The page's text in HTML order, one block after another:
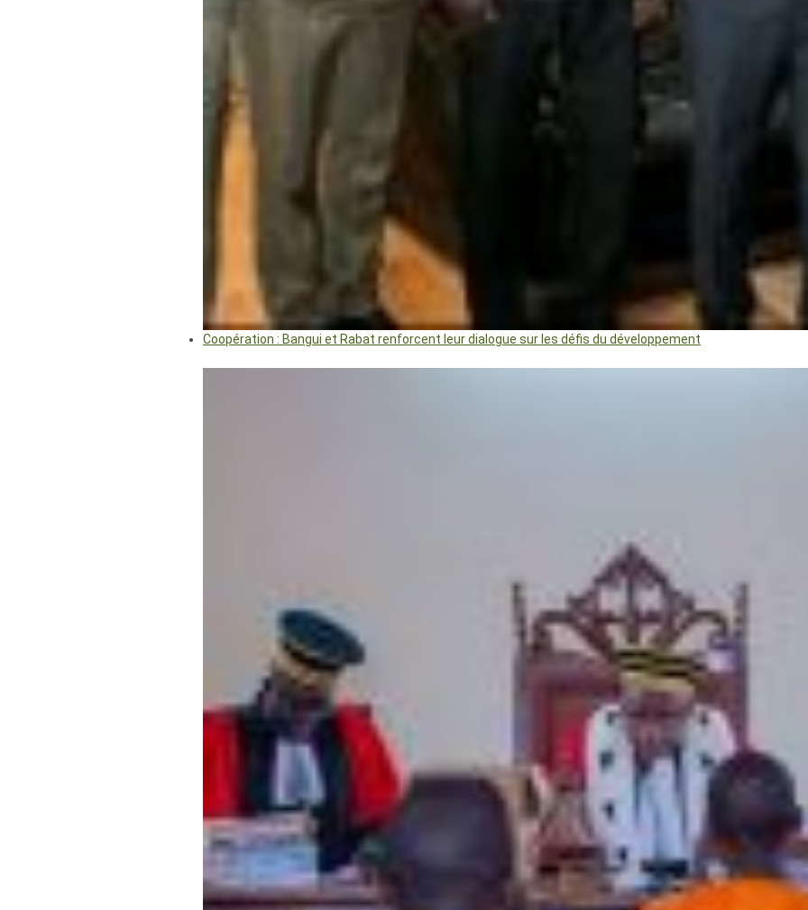
Coopération : Bangui et Rabat renforcent leur dialogue sur les défis du développement